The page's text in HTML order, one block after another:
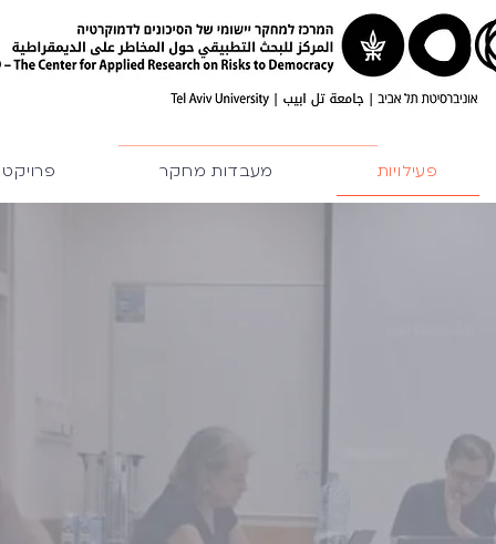
פעילויות מעבדות מחקר